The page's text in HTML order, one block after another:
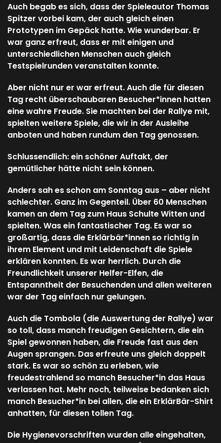
Auch begab es sich, dass der Spieleautor Thomas
Spitzer vorbei kam, der auch gleich einen
Prototypen im Gepäck hatte. Wie wunderbar. Er
war ganz erfreut, dass er mit einigen und
unterschiedlichen Menschen auch gleich
Testspielrunden veranstalten konnte.
Aber nicht nur er war erfreut. Auch die für diesen
Tag recht überschaubaren Besucher*innen hatten
eine wahre Freude. Sie machten bei der Rallye mit,
spielten weitere Spiele, die wir in der Ausleihe
anboten und haben rundum den Tag genossen.
Schlussendlich: ein schöner Auftakt, der
gemütlicher hätte nicht sein können.
Anders sah es schon am Sonntag aus – aber nicht
schlechter. Ganz im Gegenteil. Über 60 Menschen
kamen an dem Tag zum Haus Schulte Witten und
spielten. Was ein fantastischer Tag. Es war so
großartig, dass die Erklärbär*innen so richtig in
ihrem Element und mit Leidenschaft die Spiele
erklären konnten. Es war herrlich. Durch die
Freundlichkeit unserer Helfer-Elfen, die
Entspanntheit der Besuchenden und allen weiteren
war der Tag einfach nur gelungen.
Auch die Tombola (die Auswertung der Rallye) war
so toll, dass manch freudigen Gesichtern, die ein
Spiel gewonnen haben, die Freude fast aus den
Augen sprangen. Das erfreute uns gleich doppelt
stark. Es war so schön zu erleben, wie
freudestrahlend so manch Besucher*in das Haus
verlassen hat. Mehr noch, teilweise bedanken sich
manch Besucher*in bei allen, die ein ErklärBär-Shirt
anhatten, für diesen tollen Tag.
Die Hygienevorschriften wurden alle eingehalten,